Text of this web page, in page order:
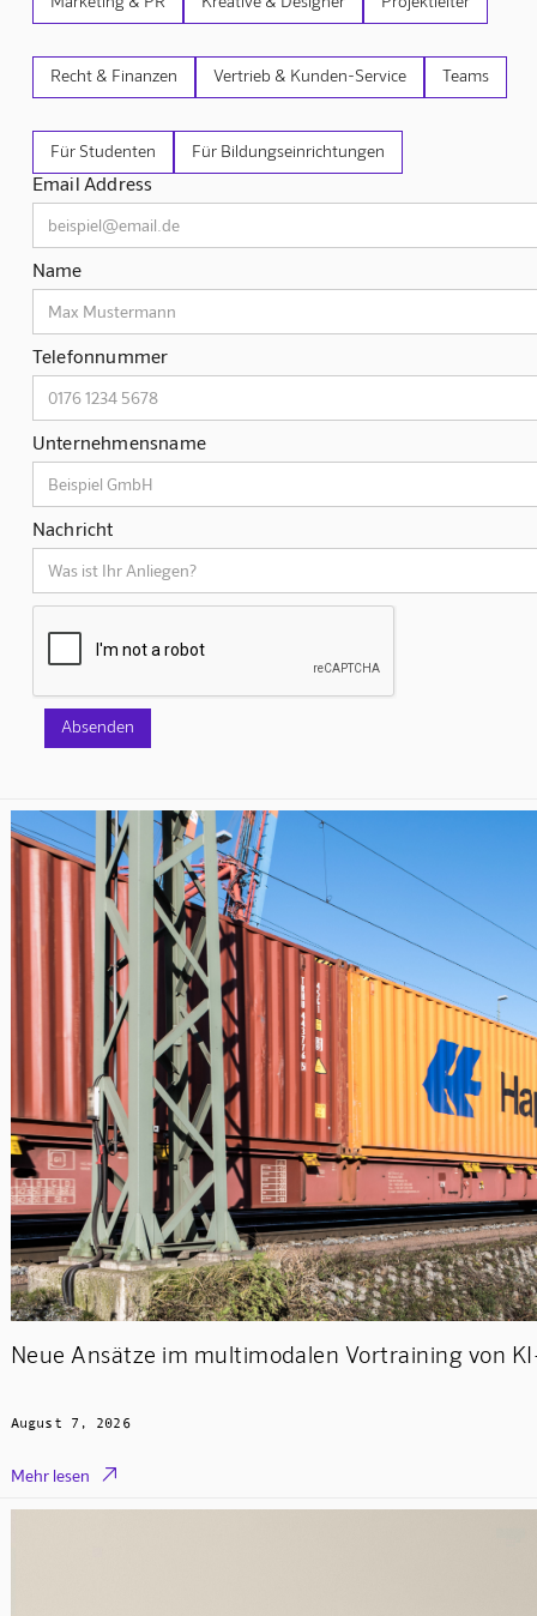
Recht & Finanzen Vertrieb & Kunden-Service Teams
Für Studenten Für Bildungseinrichtungen
Email Address
Name
Telefonnummer
Unternehmensname
Nachricht
Neue Ansätze im multimodalen Vortraining von
August 7, 2026
Mehr lesen 